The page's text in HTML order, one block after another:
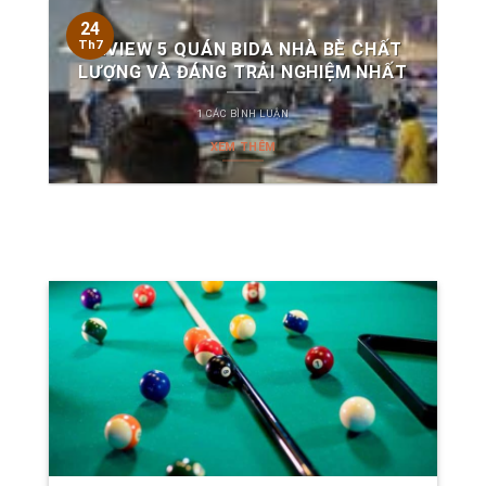
REVIEW 5 QUÁN BIDA NHÀ BÈ CHẤT
LƯỢNG VÀ ĐÁNG TRẢI NGHIỆM NHẤT
1 CÁC BÌNH LUẬN
XEM THÊM
24
Th7